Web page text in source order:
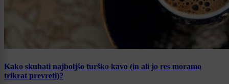
Kako skuhati najboljšo turško kavo (in ali jo res moramo
trikrat prevreti)?